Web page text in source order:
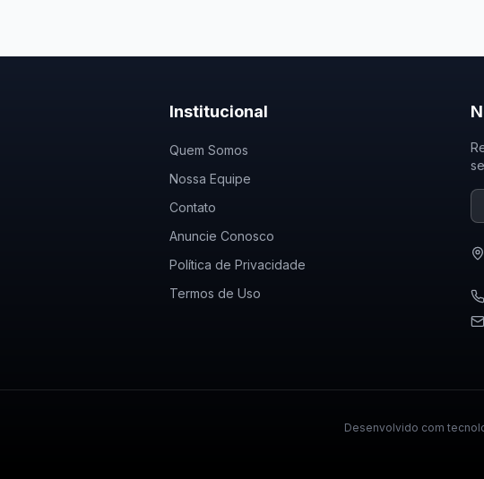
Institucional
Quem Somos
Nossa Equipe
Contato
Anuncie Conosco
Política de Privacidade
Termos de Uso
Desenvolvido com